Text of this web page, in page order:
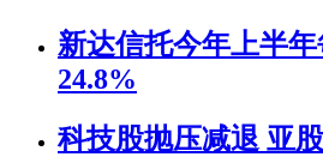
新达信托今年上半
24.8%
科技股抛压减退 亚